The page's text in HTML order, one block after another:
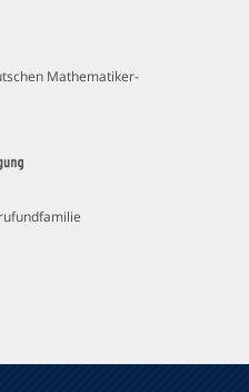
Mathematiker-